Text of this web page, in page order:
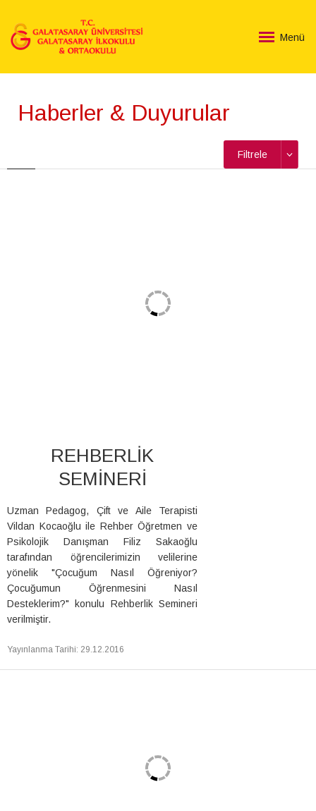
Menü
Haberler & Duyurular
Filtrele
REHBERLİK
SEMİNERİ
Uzman Pedagog, Çift ve Aile Terapisti
Vildan Kocaoğlu ile Rehber Öğretmen ve
Psikolojik Danışman Filiz Sakaoğlu
tarafından öğrencilerimizin velilerine
yönelik "Çocuğum Nasıl Öğreniyor?
Çocuğumun Öğrenmesini Nasıl
Desteklerim?" konulu Rehberlik Semineri
verilmiştir.
Yayınlanma Tarihi: 29.12.2016